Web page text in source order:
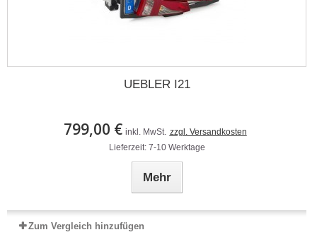
UEBLER I21
799,00 € inkl. MwSt. zzgl. Versandkosten
Lieferzeit: 7-10 Werktage
Mehr
Zum Vergleich hinzufügen